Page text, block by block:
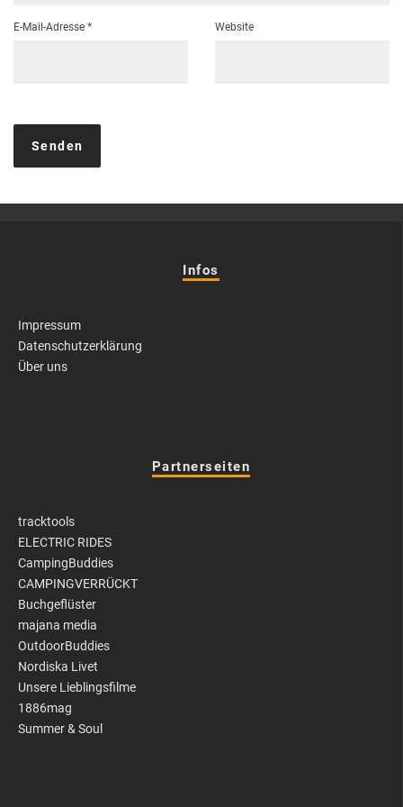
E-Mail-Adresse * Website
Infos
Impressum
Datenschutzerklärung
Über uns
Partnerseiten
tracktools
ELECTRIC RIDES
CampingBuddies
CAMPINGVERRÜCKT
Buchgeflüster
majana media
OutdoorBuddies
Nordiska Livet
Unsere Lieblingsfilme
1886mag
Summer & Soul